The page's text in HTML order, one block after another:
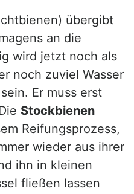
übergibt
an die
wird jetzt noch als
noch zuviel Wasser
Er muss erst
Stockbienen
Reifungsprozess,
wieder aus ihrer
ihn in kleinen
fließen lassen